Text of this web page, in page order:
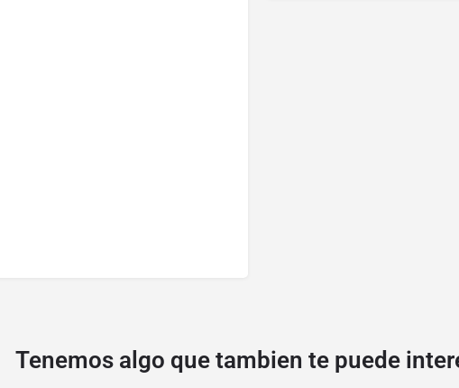
Tenemos algo que tambien te puede